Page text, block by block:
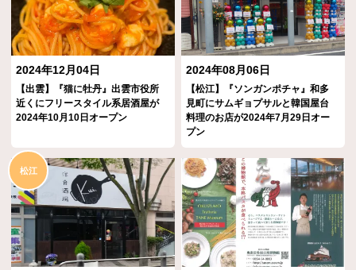
2024年12月04日
【出雲】『猫に牡丹』出雲市役所
近くにフリースタイル系居酒屋が
2024年10月10日オープン
2024年08月06日
【松江】『ソンガンポチャ』和多
見町にサムギョプサルと韓国屋台
料理のお店が2024年7月29日オー
プン
松江